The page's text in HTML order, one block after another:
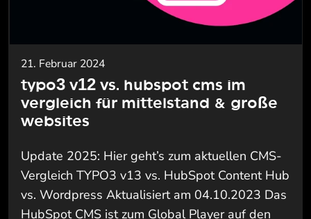
21. Februar 2024
typo3 v12 vs. hubspot cms im
vergleich für mittelstand & große
websites
Update 2025: Hier geht’s zum aktuellen CMS-
Vergleich TYPO3 v13 vs. HubSpot Content Hub
vs. Wordpress Aktualisiert am 04.10.2023 Das
HubSpot CMS ist zum Global Player auf den